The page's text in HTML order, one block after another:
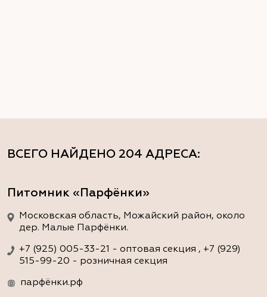
ВСЕГО НАЙДЕНО 204 АДРЕСА:
Питомник «Парфёнки»
Московская область, Можайский район, около
дер. Малые Парфёнки.
+7 (925) 005-33-21 - оптовая секция , +7 (929)
515-99-20 - розничная секция
парфёнки.рф